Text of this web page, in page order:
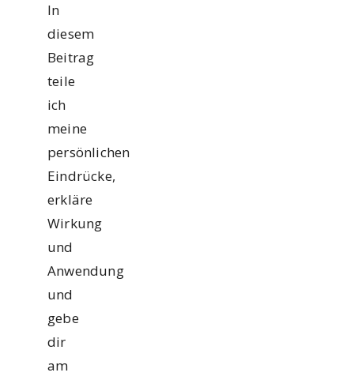
In
diesem
Beitrag
teile
ich
meine
persönlichen
Eindrücke,
erkläre
Wirkung
und
Anwendung
und
gebe
dir
am